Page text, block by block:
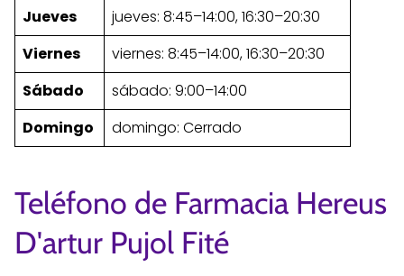
Jueves
jueves: 8:45–14:00, 16:30–20:30
Viernes
viernes: 8:45–14:00, 16:30–20:30
Sábado
sábado: 9:00–14:00
Domingo
domingo: Cerrado
Teléfono de Farmacia Hereus
D'artur Pujol Fité